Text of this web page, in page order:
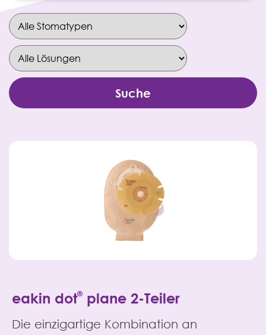
eakin dot® plane 2-Teiler
Die einzigartige Kombination an